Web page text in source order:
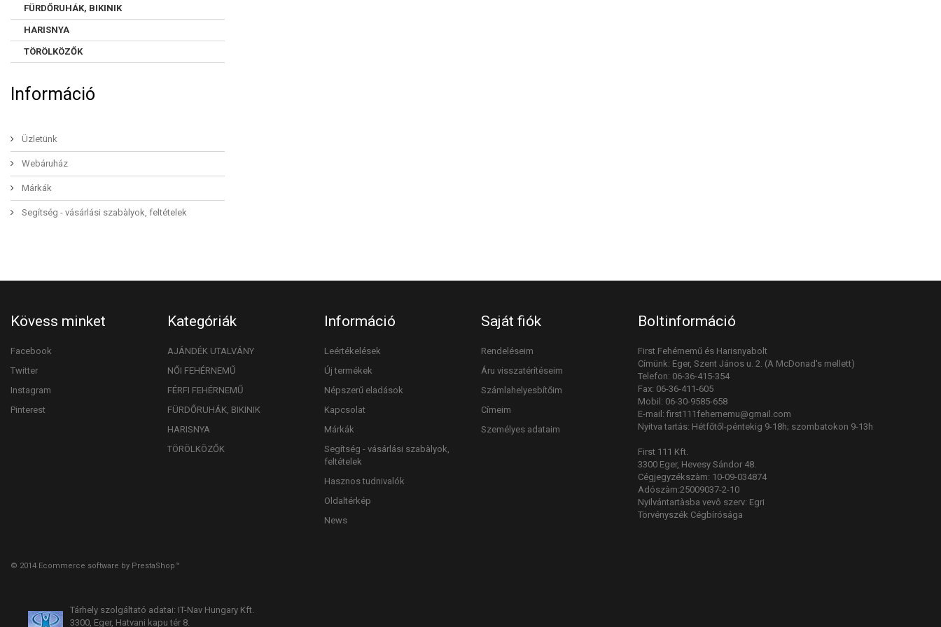
FÜRDŐRUHÁK, BIKINIK
HARISNYA
TÖRÖLKÖZŐK
Információ
Üzletünk
Webáruház
Márkák
Segítség - vásárlási szabàlyok, feltételek
Kövess minket
Facebook
Twitter
Instagram
Pinterest
Kategóriák
AJÁNDÉK UTALVÁNY
NŐI FEHÉRNEMŰ
FÉRFI FEHÉRNEMŰ
FÜRDŐRUHÁK, BIKINIK
HARISNYA
TÖRÖLKÖZŐK
Információ
Leértékelések
Új termékek
Népszerű eladások
Kapcsolat
Márkák
Segítség - vásárlási szabàlyok,
feltételek
Hasznos tudnivalók
Oldaltérkép
News
© 2014 Ecommerce software by PrestaShop™
Saját fiók
Rendeléseim
Áru visszatérítéseim
Számlahelyesbítőim
Címeim
Személyes adataim
Boltinformáció
First Fehérnemű és Harisnyabolt
Címünk: Eger, Szent János u. 2. (A McDonad's mellett)
Telefon: 06-36-415-354
Fax: 06-36-411-605
Mobil: 06-30-9585-658
E-mail: first111fehernemu@gmail.com
Nyitva tartás: Hétfőtől-péntekig 9-18h; szombatokon 9-13h
First 111 Kft.
3300 Eger, Hevesy Sándor 48.
Cégjegyzékszàm: 10-09-034874
Adószàm:25009037-2-10
Nyilvántartàsba vevô szerv: Egri
Törvényszék Cégbírósága
Tárhely szolgáltató adatai: IT-Nav Hungary Kft.
3300, Eger, Hatvani kapu tér 8.